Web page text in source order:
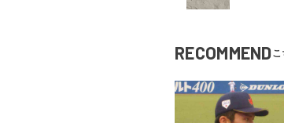
RECOMMEND